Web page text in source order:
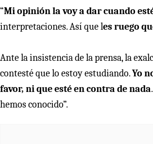
“Mi opinión la voy a dar cuando
interpretaciones. Así que les ruego
Ante la insistencia de la prensa, la
contesté que lo estoy estudiando.Yo
favor, ni que esté en contra de nada
hemos conocido”.